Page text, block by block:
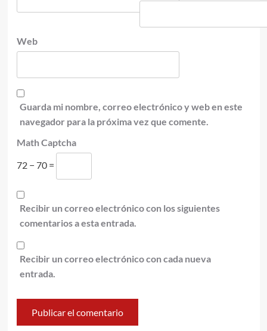
Web
Guarda mi nombre, correo electrónico y web en este
navegador para la próxima vez que comente.
Math Captcha
72 − 70 =
Recibir un correo electrónico con los siguientes
comentarios a esta entrada.
Recibir un correo electrónico con cada nueva
entrada.